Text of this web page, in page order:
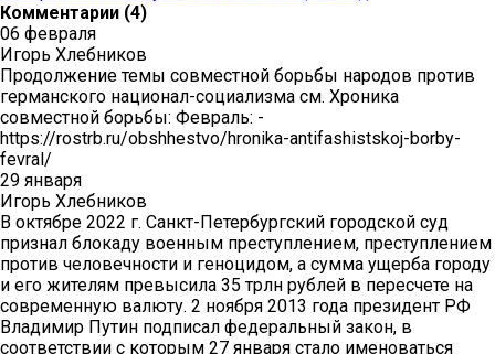
Комментарии (4)
06 февраля
Игорь Хлебников
Продолжение темы совместной борьбы народов против
германского национал-социализма см. Хроника
совместной борьбы: Февраль: -
https://rostrb.ru/obshhestvo/hronika-antifashistskoj-borby-
fevral/
29 января
Игорь Хлебников
В октябре 2022 г. Санкт-Петербургский городской суд
признал блокаду военным преступлением, преступлением
против человечности и геноцидом, а сумма ущерба городу
и его жителям превысила 35 трлн рублей в пересчете на
современную валюту. 2 ноября 2013 года президент РФ
Владимир Путин подписал федеральный закон, в
соответствии с которым 27 января стало именоваться